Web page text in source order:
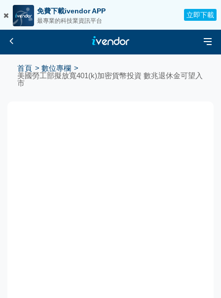
免費下載ivendor APP
最專業的科技業資訊平台
立即下載
首頁
數位專欄
美國勞工部擬放寬401(k)加密貨幣投資 數兆退休金可望入
市